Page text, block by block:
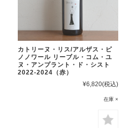
カトリーヌ・リス/アルザス・ピ
ノノワール リーブル・コム・ユ
ヌ・アンプラント・ド・シスト
2022-2024（赤）
¥6,820(税込)
在庫 ×